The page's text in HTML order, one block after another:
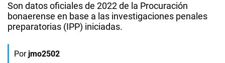
Son datos oficiales de 2022 de la Procuración
bonaerense en base a las investigaciones penales
preparatorias (IPP) iniciadas.
Por jmo2502